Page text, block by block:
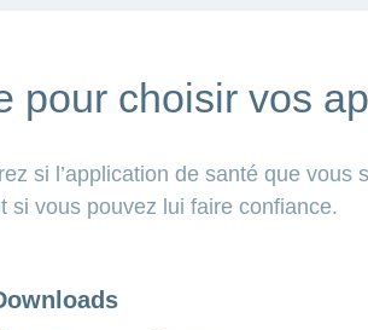
pour choisir vos
si l’application de santé que vous
si vous pouvez lui faire confiance.